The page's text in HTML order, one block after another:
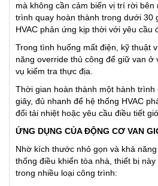
mà không cần cảm biến vị trí rời bên
trình quay hoàn thành trong dưới 30
HVAC phản ứng kịp thời với yêu cầu
Trong tình huống mất điện, kỹ thuật
năng override thủ công để giữ van ở
vụ kiểm tra thực địa.
Thời gian hoàn thành một hành
giây, đủ nhanh để hệ thống HVAC
đổi tải nhiệt hoặc yêu cầu điều tiết gió.
ỨNG DỤNG CỦA ĐỘNG CƠ VAN
Nhờ kích thước nhỏ gọn và khả
thống điều khiển tòa nhà, thiết bị
trong nhiều loại công trình: